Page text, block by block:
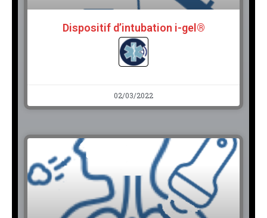
Dispositif d’intubation i-gel®
02/03/2022